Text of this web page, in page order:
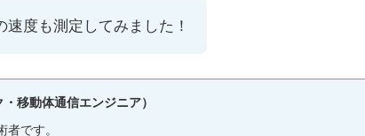
度も測定してみました！
移動体通信エンジニア）
です。